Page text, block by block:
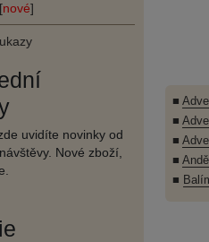
nové]
uvidíte novinky od
Nové zboží,
■
■
■
■
■